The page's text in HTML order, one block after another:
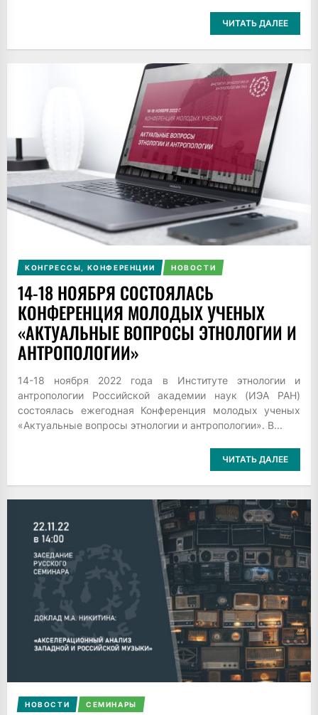
ЧИТАТЬ ДАЛЕЕ
КОНГРЕССЫ, КОНФЕРЕНЦИИ НОВОСТИ
14-18 НОЯБРЯ СОСТОЯЛАСЬ
КОНФЕРЕНЦИЯ МОЛОДЫХ УЧЕНЫХ
«АКТУАЛЬНЫЕ ВОПРОСЫ ЭТНОЛОГИИ И
АНТРОПОЛОГИИ»
14-18 ноября 2022 года в Институте этнологии и
антропологии Российской академии наук (ИЭА РАН)
состоялась ежегодная Конференция молодых ученых
«Актуальные вопросы этнологии и антропологии». В...
ЧИТАТЬ ДАЛЕЕ
НОВОСТИ СЕМИНАРЫ